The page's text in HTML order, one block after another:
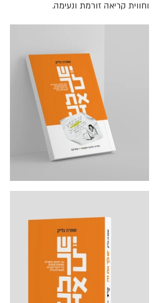
וחווית קריאה זורמת ונעימה.